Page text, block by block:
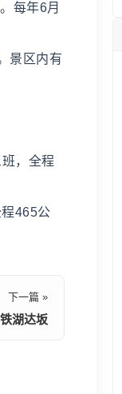
每年6月
景区内有
，全程
465公
下一篇 »
湖达坂